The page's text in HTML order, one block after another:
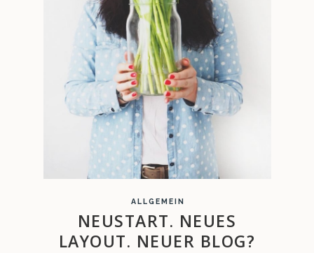
ALLGEMEIN
NEUSTART. NEUES
LAYOUT. NEUER BLOG?